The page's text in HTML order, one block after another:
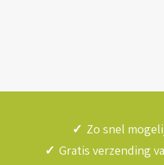
✓ Zo snel
✓ Gratis verzending